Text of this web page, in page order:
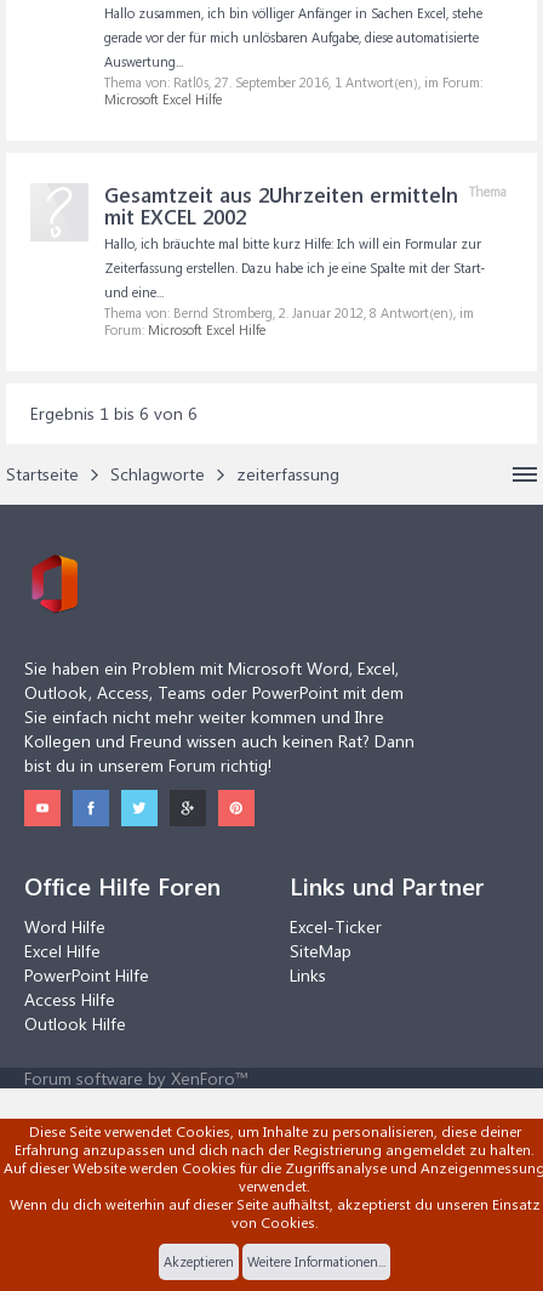
Hallo zusammen, ich bin völliger Anfänger in Sachen Excel, stehe
gerade vor der für mich unlösbaren Aufgabe, diese automatisierte
Auswertung...
Thema von: Ratl0s, 27. September 2016, 1 Antwort(en), im Forum:
Microsoft Excel Hilfe
Thema
Gesamtzeit aus 2Uhrzeiten ermitteln
mit EXCEL 2002
Hallo, ich bräuchte mal bitte kurz Hilfe: Ich will ein Formular zur
Zeiterfassung erstellen. Dazu habe ich je eine Spalte mit der Start-
und eine...
Thema von: Bernd Stromberg, 2. Januar 2012, 8 Antwort(en), im
Forum: Microsoft Excel Hilfe
Ergebnis 1 bis 6 von 6
Startseite Schlagworte zeiterfassung
Sie haben ein Problem mit Microsoft Word, Excel,
Outlook, Access, Teams oder PowerPoint mit dem
Sie einfach nicht mehr weiter kommen und Ihre
Kollegen und Freund wissen auch keinen Rat? Dann
bist du in unserem Forum richtig!
Office Hilfe Foren
Word Hilfe
Excel Hilfe
PowerPoint Hilfe
Access Hilfe
Outlook Hilfe
Links und Partner
Excel-Ticker
SiteMap
Links
Forum software by XenForo™
Diese Seite verwendet Cookies, um Inhalte zu personalisieren, diese deiner
Erfahrung anzupassen und dich nach der Registrierung angemeldet zu halten.
Auf dieser Website werden Cookies für die Zugriffsanalyse und
verwendet.
Wenn du dich weiterhin auf dieser Seite aufhältst, akzeptierst du unseren Einsatz
von Cookies.
Akzeptieren Weitere Informationen...